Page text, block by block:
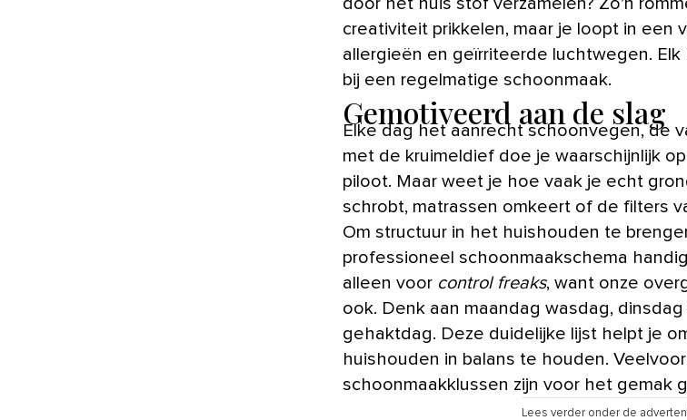
door het huis stof verzamelen? Zo’n
creativiteit prikkelen, maar je loopt in een
allergieën en geïrriteerde luchtwegen.
bij een regelmatige schoonmaak.
Gemotiveerd aan de slag
Elke dag het aanrecht schoonvegen, de
met de kruimeldief doe je waarschijnlijk
piloot. Maar weet je hoe vaak je echt
schrobt, matrassen omkeert of de filters
Om structuur in het huishouden te
professioneel schoonmaakschema
alleen voor control freaks, want onze
ook. Denk aan maandag wasdag,
gehaktdag. Deze duidelijke lijst helpt je
huishouden in balans te houden.
schoonmaakklussen zijn voor het gemak
Lees verder onder de